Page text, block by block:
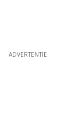
ADVERTENTIE